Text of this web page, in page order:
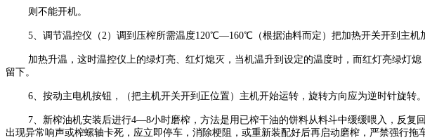
则不能开机。
5、调节温控仪（2）调到压榨所需温度120℃—160℃（根据油料而定）把加热开关开到主机
加热升温，这时温控仪上的绿灯亮、红灯熄灭，当机温升到设定的温度时，而红灯亮绿灯
留下。
6、按动主电机按钮，（把主机开关开到正位置）主机开始运转，旋转方向应为逆时针旋转。
7、新榨油机安装后进行4—8小时磨榨，方法是用已榨干油的饼料从料斗中缓缓喂入，反
出现异常响声或榨螺轴卡死，应立即停车，消除梗阻，或重新装配好后再启动磨榨，严禁强行拖